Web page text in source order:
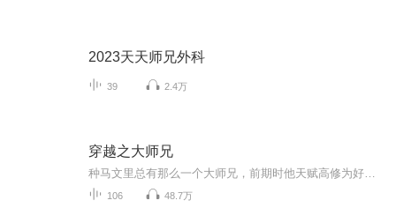
2023天天师兄外科
39 2.4万
穿越之大师兄
106 48.7万